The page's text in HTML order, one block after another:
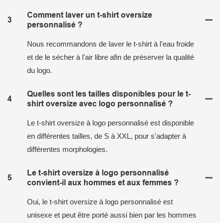
3
Comment laver un t-shirt oversize
personnalisé ?
Nous recommandons de laver le t-shirt à l'eau froide
et de le sécher à l'air libre afin de préserver la qualité
du logo.
4
Quelles sont les tailles disponibles pour le t-
shirt oversize avec logo personnalisé ?
Le t-shirt oversize à logo personnalisé est disponible
en différentes tailles, de S à XXL, pour s'adapter à
différentes morphologies.
5
Le t-shirt oversize à logo personnalisé
convient-il aux hommes et aux femmes ?
Oui, le t-shirt oversize à logo personnalisé est
unisexe et peut être porté aussi bien par les hommes